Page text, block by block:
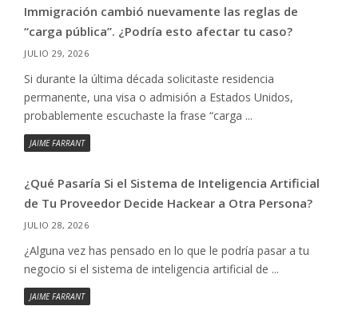
Immigración cambió nuevamente las reglas de
“carga pública”. ¿Podría esto afectar tu caso?
JULIO 29, 2026
Si durante la última década solicitaste residencia
permanente, una visa o admisión a Estados Unidos,
probablemente escuchaste la frase “carga ...
JAIME FARRANT
¿Qué Pasaría Si el Sistema de Inteligencia Artificial
de Tu Proveedor Decide Hackear a Otra Persona?
JULIO 28, 2026
¿Alguna vez has pensado en lo que le podría pasar a tu
negocio si el sistema de inteligencia artificial de ...
JAIME FARRANT